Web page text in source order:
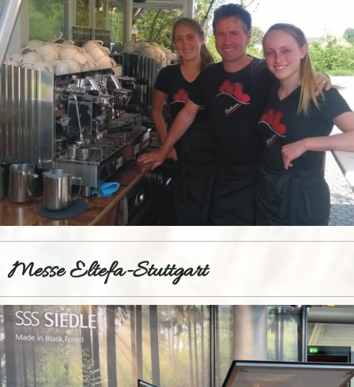
Messe Eltefa-Stuttgart